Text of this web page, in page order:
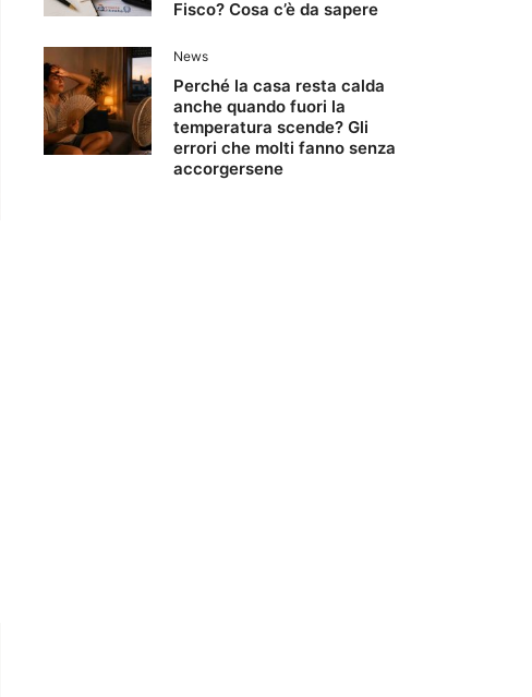
Fisco? Cosa c’è da sapere
News
Perché la casa resta calda
anche quando fuori la
temperatura scende? Gli
errori che molti fanno senza
accorgersene